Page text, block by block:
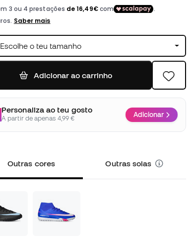
Escolhe o teu tamanho
Adicionar ao carrinho
Personaliza ao teu gosto
A partir de apenas 4,99 € Adicionar
Outras cores Outras solas